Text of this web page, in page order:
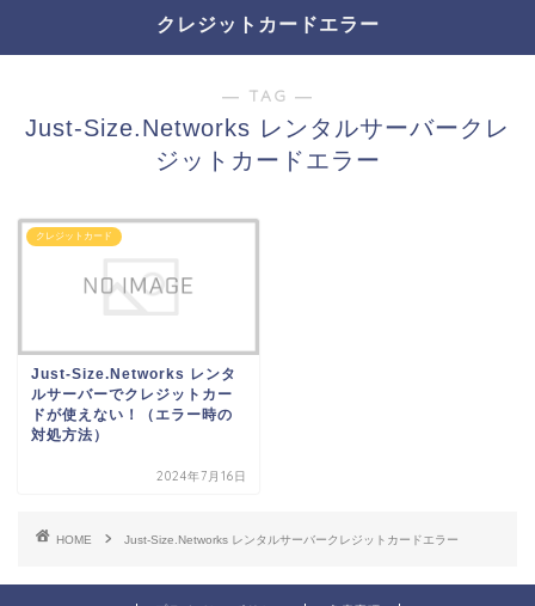
クレジットカードエラー
― TAG ―
Just-Size.Networks レンタルサーバークレ
ジットカードエラー
クレジットカード
Just-Size.Networks レンタ
ルサーバーでクレジットカー
ドが使えない！（エラー時の
対処方法）
2024年7月16日
HOME Just-Size.Networks レンタルサーバークレジットカードエラー